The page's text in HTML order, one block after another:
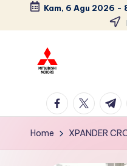
Skip
content
Kam, 6 Agu 2026 -
e
a
Mitsubishi
Jakarta
PT.
facebook.com
twitter.com
t.me
Home XPANDER